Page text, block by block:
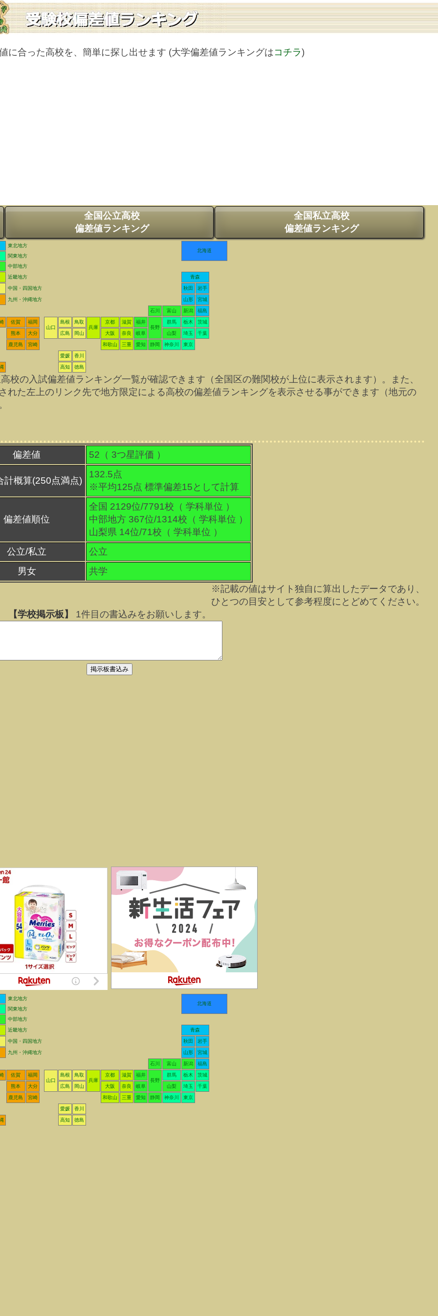
に合った高校を、簡単に探し出せます (大学偏差値ランキングはコチラ)
全国公立高校
偏差値ランキング
全国私立高校
偏差値ランキング
東北地方
北海道
関東地方
中部地方
近畿地方
青森
中国・四国地方 秋田 岩手
九州・沖縄地方 山形 宮城
石川 富山 新潟 福島
佐賀
福岡
山口
島根
鳥取
兵庫
京都 滋賀
福井
長野
群馬 栃木 茨城
熊本 大分 広島 岡山 大阪 奈良 岐阜 山梨 埼玉 千葉
鹿児島 宮崎 和歌山 三重 愛知 静岡 神奈川 東京
愛媛 香川
高知 徳島
の入試偏差値ランキング一覧が確認できます（全国区の難関校が上位に表示されます）。また、
れた左上のリンク先で地方限定による高校の偏差値ランキングを表示させる事ができます（地元の
偏差値 52（ 3つ星評価 ）
計概算(250点満点)
132.5点
※平均125点 標準偏差15として計算
偏差値順位
全国 2129位/7791校（ 学科単位 ）
中部地方 367位/1314校（ 学科単位 ）
山梨県 14位/71校（ 学科単位 ）
公立/私立
公立
男女
共学
※記載の値はサイト独自に算出したデータであり、
ひとつの目安として参考程度にとどめてください。
【学校掲示板】
1件目の書込みをお願いします。
東北地方
北海道
関東地方
中部地方
近畿地方
青森
中国・四国地方 秋田 岩手
九州・沖縄地方 山形 宮城
石川 富山 新潟 福島
佐賀
福岡
山口
島根
鳥取
兵庫
京都 滋賀
福井
長野
群馬 栃木 茨城
熊本 大分 広島 岡山 大阪 奈良 岐阜 山梨 埼玉 千葉
鹿児島 宮崎 和歌山 三重 愛知 静岡 神奈川 東京
愛媛 香川
高知 徳島